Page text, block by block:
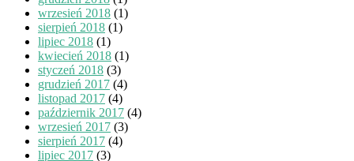
wrzesień 2018 (1)
sierpień 2018 (1)
lipiec 2018 (1)
kwiecień 2018 (1)
styczeń 2018 (3)
grudzień 2017 (4)
listopad 2017 (4)
październik 2017 (4)
wrzesień 2017 (3)
sierpień 2017 (4)
lipiec 2017 (3)